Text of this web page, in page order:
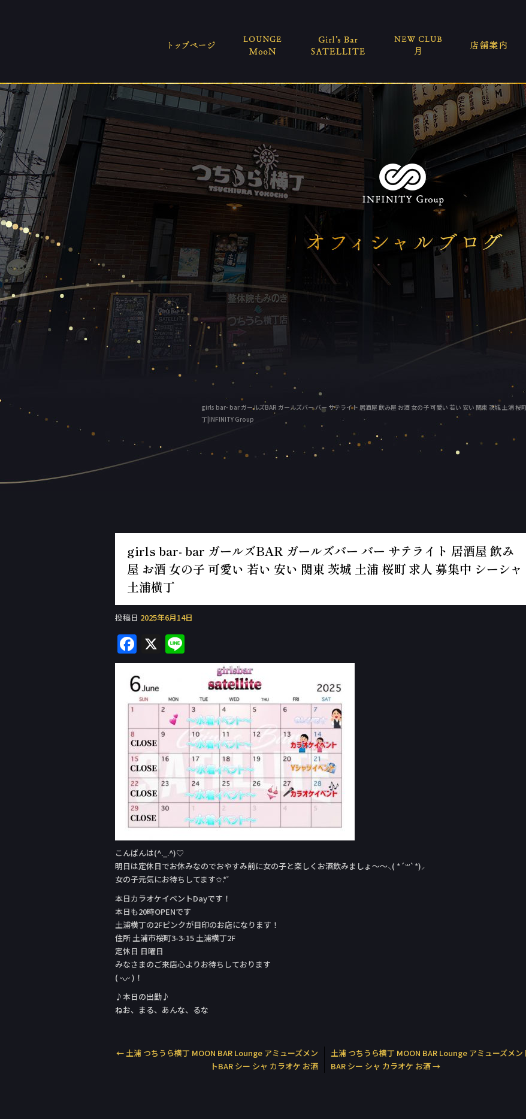
girls bar- bar ガールズBAR ガールズバー バー サテライト 居酒屋 飲み屋 お酒 女の子 可愛い 若い 安い 関東 茨城 土浦 桜
丁|INFINITY Group
girls bar- bar ガールズBAR ガールズバー バー サテライト 居酒屋 飲み
屋 お酒 女の子 可愛い 若い 安い 関東 茨城 土浦 桜町 求人 募集中 シーシャ
土浦横丁
投稿日 2025年6月14日
F
a
c
e
b
o
o
k
X
n
こんばんは(^._.^)♡
明日は定休日でお休みなのでおやすみ前に女の子と楽しくお酒飲みましょ〜〜⸜( *´꒳`*)⸝
女の子元気にお待ちしてます✩.*˚
本日カラオケイベントDay‬です！
本日も20時OPENです
土浦横丁の2Fピンクが目印のお店になります！
住所 土浦市桜町3-3-15 土浦横丁2F
定休日 日曜日
みなさまのご来店心よりお待ちしております
( ᵕᴗᵕ )！
♪本日の出勤♪
ねお、まる、あんな、るな
←土浦 つちうら横丁 MOON BAR Lounge アミューズメン
トBAR シー シャ カラオケ お酒
土浦 つちうら横丁 MOON BAR Lounge アミューズメン
BAR シー シャ カラオケ お酒→